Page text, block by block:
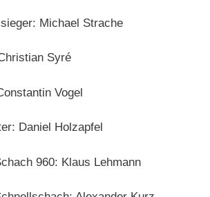
Michael Strache
Syré
Vogel
Daniel Holzapfel
960: Klaus Lehmann